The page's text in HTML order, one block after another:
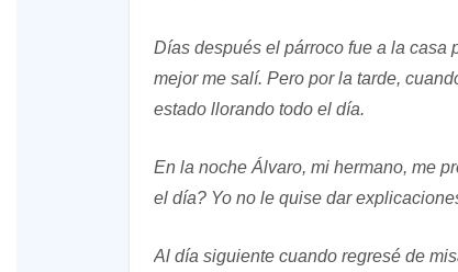
Días después el párroco fue a la casa
mejor me salí. Pero por la tarde,
estado llorando todo el día.
En la noche Álvaro, mi hermano, me
el día? Yo no le quise dar
Al día siguiente cuando regresé de